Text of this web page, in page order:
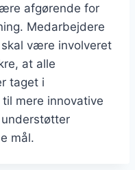
afgørende for
Medarbejdere
være involveret
at alle
taget i
mere innovative
mål.